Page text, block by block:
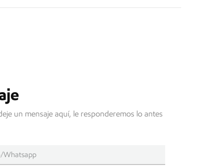
un mensaje aquí, le responderemos lo antes